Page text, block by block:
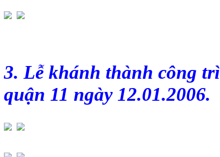
3. Lễ khánh thành công
quận 11 ngày 12.01.2006.